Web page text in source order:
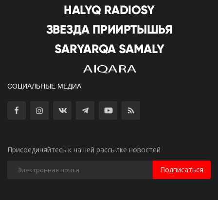
СОЦИАЛЬНЫЕ МЕДИА
Присоединяйтесь к нашей рассылке новостей
Подписаться